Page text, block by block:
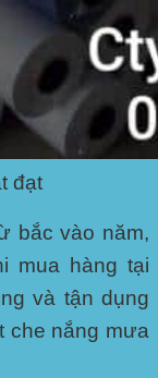
đạt
bắc vào năm,
mua hàng tại
và tận dụng
che nắng mưa